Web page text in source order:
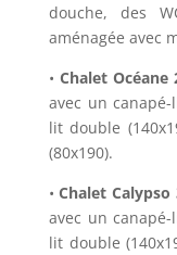
douche, des
aménagée avec
• Chalet Océane
avec un
lit double
(80x190).
•Chalet
avec un
lit double